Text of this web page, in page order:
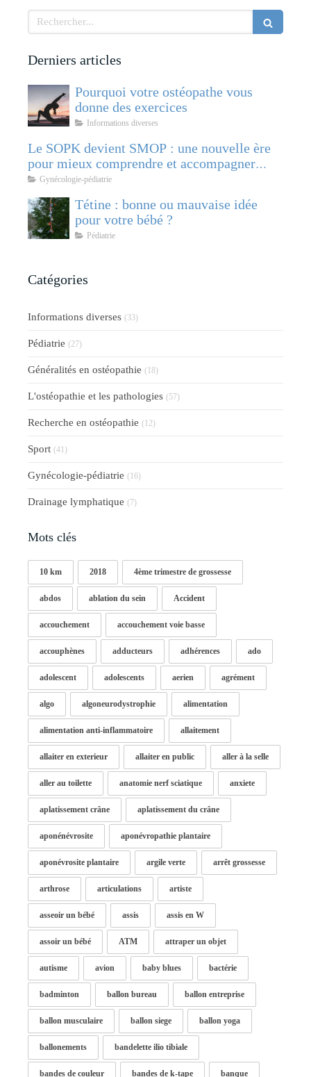
Rechercher
Derniers articles
Pourquoi votre ostéopathe vous
donne des exercices
Informations diverses
Le SOPK devient SMOP : une nouvelle ère
pour mieux comprendre et accompagner
cette pathologie féminine
Gynécologie-pédiatrie
Tétine : bonne ou mauvaise idée
pour votre bébé ?
Pédiatrie
Catégories
Informations diverses (33)
Pédiatrie (27)
Généralités en ostéopathie (18)
L'ostéopathie et les pathologies (57)
Recherche en ostéopathie (12)
Sport (41)
Gynécologie-pédiatrie (16)
Drainage lymphatique (7)
Mots clés
10 km 2018 4ème trimestre de grossesse
abdos ablation du sein Accident
accouchement accouchement voie basse
accouphènes adducteurs adhérences ado
adolescent adolescents aerien agrément
algo algoneurodystrophie alimentation
alimentation anti-inflammatoire allaitement
allaiter en exterieur allaiter en public aller à la selle
aller au toilette anatomie nerf sciatique anxiete
aplatissement crâne aplatissement du crâne
aponénévrosite aponévropathie plantaire
aponévrosite plantaire argile verte arrêt grossesse
arthrose articulations artiste
asseoir un bébé assis assis en W
assoir un bébé ATM attraper un objet
autisme avion baby blues bactérie
badminton ballon bureau ballon entreprise
ballon musculaire ballon siege ballon yoga
ballonements bandelette ilio tibiale
bandes de couleur bandes de k-tape banque